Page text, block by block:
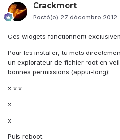
Crackmort
Posté(e) 27 décembre 2012
Ces widgets fonctionnent
Pour les installer, tu mets
un explorateur de fichier root en
bonnes permissions (appui-long):
x x x
x - -
x - -
Puis reboot.